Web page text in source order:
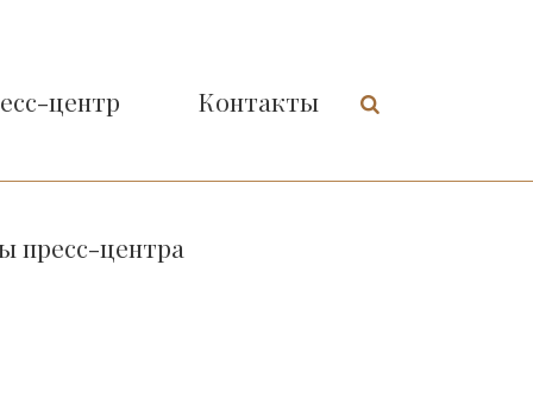
центр Контакты
пресс-центра